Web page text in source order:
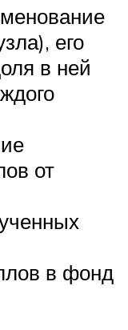
его
в ней
от
в фонд